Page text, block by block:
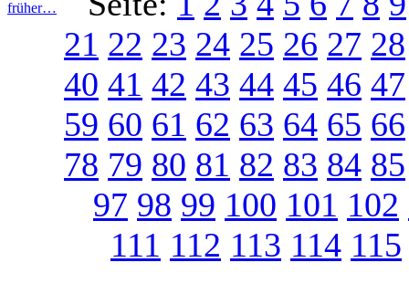
früher…
21 22 23 24 25 26 27 28
40 41 42 43 44 45 46 47
59 60 61 62 63 64 65 66
78 79 80 81 82 83 84 85
97 98 99 100 101 102
111 112 113 114 115